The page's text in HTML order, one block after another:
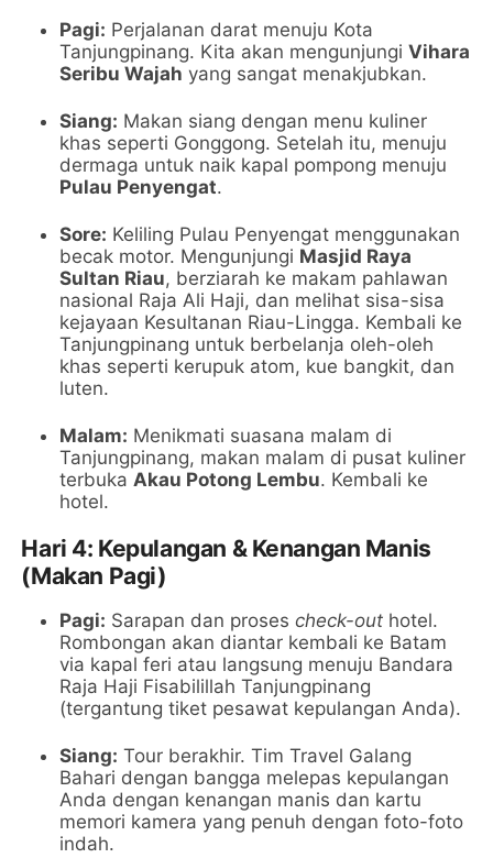
Pagi: Perjalanan darat menuju Kota
Tanjungpinang. Kita akan mengunjungiVihara
Seribu Wajah yang sangat menakjubkan.
Siang: Makan siang dengan menu kuliner
khas seperti Gonggong. Setelah itu, menuju
dermaga untuk naik kapal pompong menuju
Pulau Penyengat.
Sore: Keliling Pulau Penyengat menggunakan
becak motor. Mengunjungi Masjid Raya
Sultan Riau, berziarah ke makam pahlawan
nasional Raja Ali Haji, dan melihat sisa-sisa
kejayaan Kesultanan Riau-Lingga. Kembali ke
Tanjungpinang untuk berbelanja oleh-oleh
khas seperti kerupuk atom, kue bangkit, dan
luten.
Malam: Menikmati suasana malam di
Tanjungpinang, makan malam di pusat kuliner
terbukaAkau Potong Lembu. Kembali ke
hotel.
Hari 4: Kepulangan & Kenangan Manis
(Makan Pagi)
Pagi: Sarapan dan prosescheck-out hotel.
Rombongan akan diantar kembali ke Batam
via kapal feri atau langsung menuju Bandara
Raja Haji Fisabilillah Tanjungpinang
(tergantung tiket pesawat kepulangan Anda).
Siang: Tour berakhir. Tim Travel Galang
Bahari dengan bangga melepas kepulangan
Anda dengan kenangan manis dan kartu
memori kamera yang penuh dengan foto-foto
indah.